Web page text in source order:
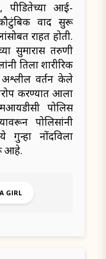
पीडितेच्या आई-
वाद सुरू
राहत होती.
सुमारास तरुणी
तिला शारीरिक
अश्लील वर्तन केले
करण्यात आला
पोलिस
पोलिसांनी
गुन्हा नोंदविला
आहे.
GIRL